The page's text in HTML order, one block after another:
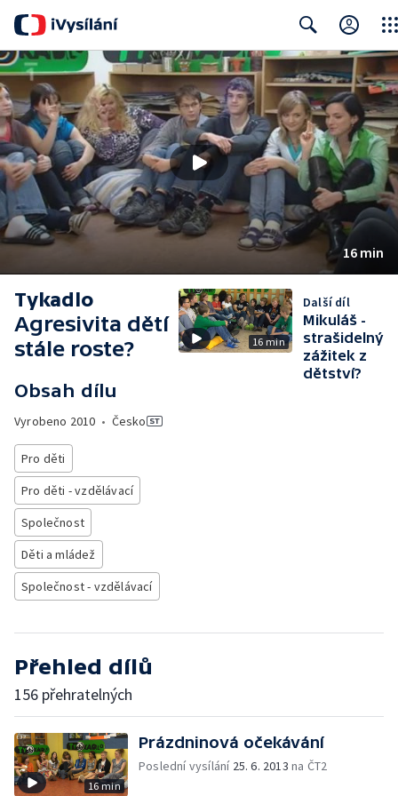
Search
16 min
Tykadlo
Agresivita dětí
stále roste?
Obsah dílu
Vyrobeno 2010 • Česko
Pro děti
Pro děti - vzdělávací
Společnost
Děti a mládež
Společnost - vzdělávací
16 min
Další díl
Mikuláš -
strašidelný
zážitek z
dětství?
Přehled dílů
156 přehratelných
16 min
Prázdninová očekávání
Poslední vysílání 25. 6. 2013 na ČT2